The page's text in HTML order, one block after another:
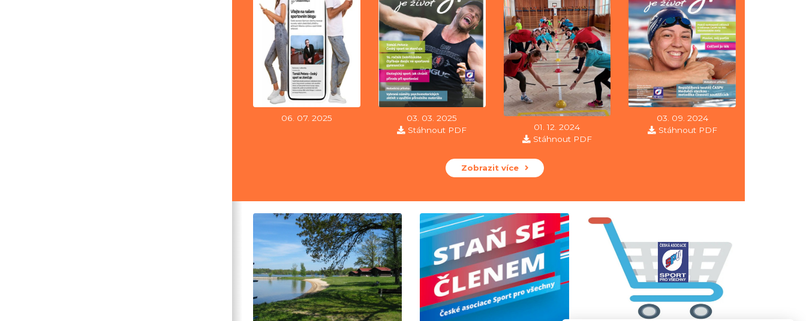
06. 07. 2025
03. 03. 2025
Stáhnout PDF
01. 12. 2024
Stáhnout PDF
03. 09. 2024
Stáhnout PDF
Zobrazit více